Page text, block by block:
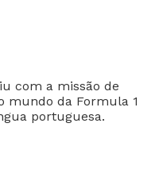
com a missão de
mundo da Formula 1
portuguesa.